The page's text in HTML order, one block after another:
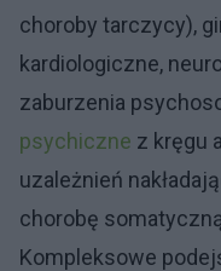
choroby tarczycy),
kardiologiczne,
zaburzenia
psychiczne z kręgu
uzależnień
chorobę
Kompleksowe